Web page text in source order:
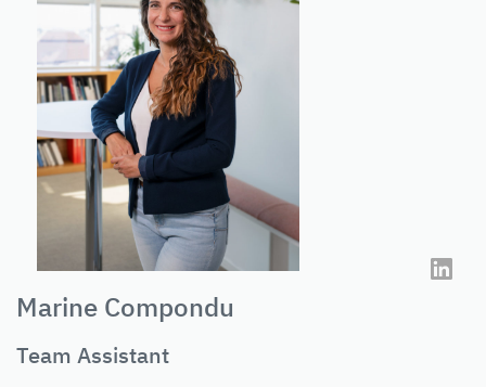
Marine Compondu
Team Assistant